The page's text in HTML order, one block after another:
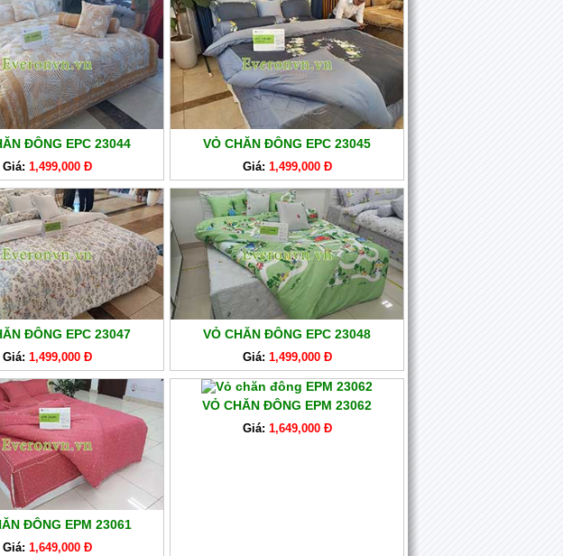
ĐÔNG EPC 23044
Giá: 1,499,000 Đ
VỎ CHĂN ĐÔNG EPC 23045
Giá: 1,499,000 Đ
ĐÔNG EPC 23047
Giá: 1,499,000 Đ
VỎ CHĂN ĐÔNG EPC 23048
Giá: 1,499,000 Đ
ĐÔNG EPM 23061
Giá: 1,649,000 Đ
VỎ CHĂN ĐÔNG EPM 23062
Giá: 1,649,000 Đ